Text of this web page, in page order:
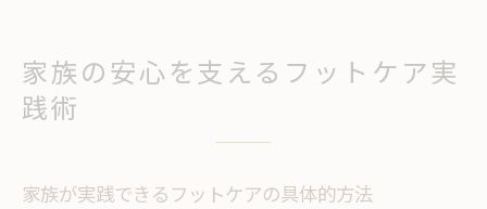
家族の安心を支えるフットケア実
践術
家族が実践できるフットケアの具体的方法